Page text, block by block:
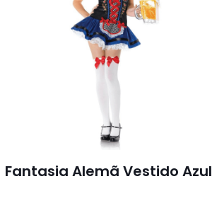
Fantasia Alemã Vestido Azul